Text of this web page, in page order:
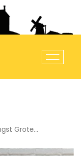
Grote…